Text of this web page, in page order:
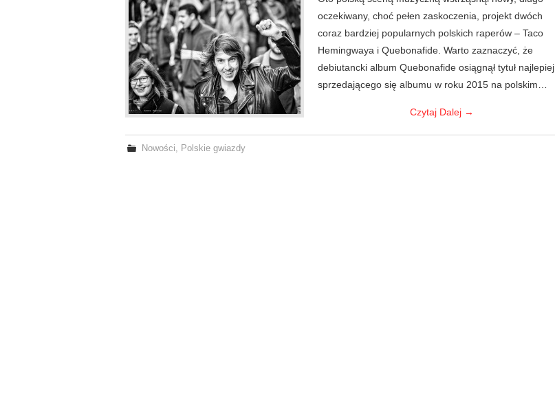
oczekiwany, choć pełen zaskoczenia, projekt dwóch
coraz bardziej popularnych polskich raperów – Taco
Hemingwaya i Quebonafide. Warto zaznaczyć, że
debiutancki album Quebonafide osiągnął tytuł najlepiej
sprzedającego się albumu w roku 2015 na polskim…
Czytaj Dalej →
Nowości, Polskie gwiazdy